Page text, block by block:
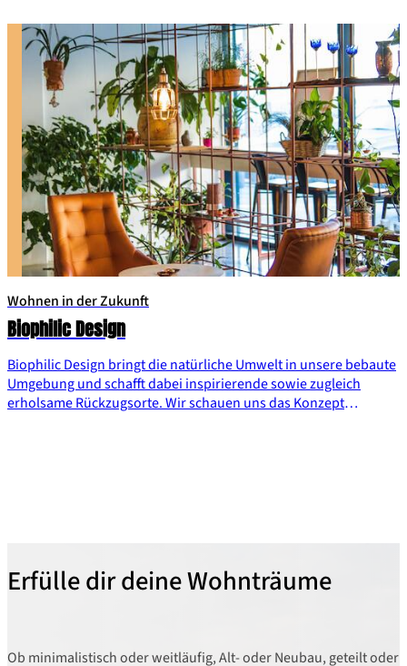
Wohnen in der Zukunft
Biophilic Design
Biophilic Design bringt die natürliche Umwelt in unsere bebaute
Umgebung und schafft dabei inspirierende sowie zugleich
erholsame Rückzugsorte. Wir schauen uns das Konzept
Erfülle dir deine Wohnträume
Ob minimalistisch oder weitläufig, Alt- oder Neubau, geteilt oder